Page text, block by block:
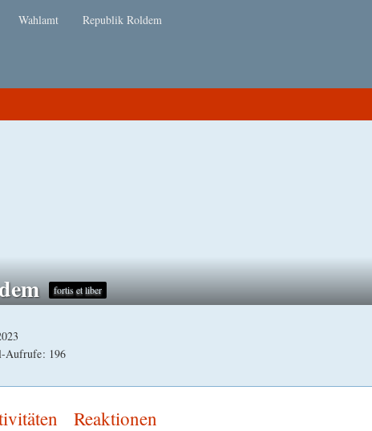
Wahlamt Republik Roldem
fortis et liber
Aufrufe 196
Reaktionen